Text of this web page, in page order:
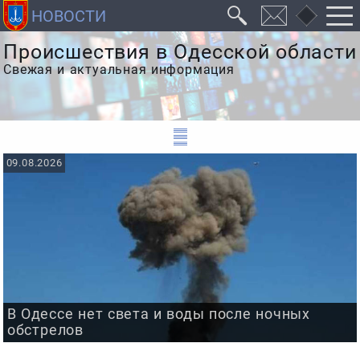
Происшествия в Одесской области
Свежая и актуальная информация
В Одессе нет света и воды после ночных
обстрелов
09.08.2026